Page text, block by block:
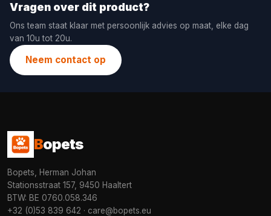
Vragen over dit product?
Ons team staat klaar met persoonlijk advies op maat, elke dag
van 10u tot 20u.
Neem contact op
Bopets
Bopets, Herman Johan
Stationsstraat 157, 9450 Haaltert
BTW: BE 0760.058.346
+32 (0)53 839 642 · care@bopets.eu